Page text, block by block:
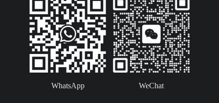
WhatsApp WeChat